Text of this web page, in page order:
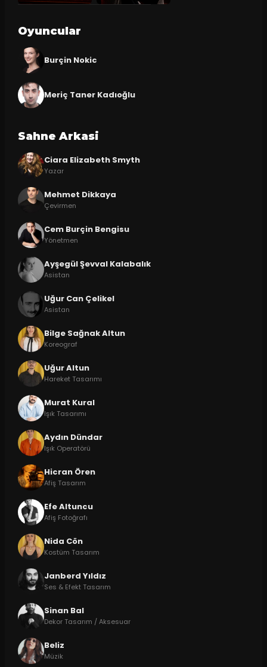
Oyuncular
Burçin Nokic
Meriç Taner Kadıoğlu
Sahne Arkasi
Ciara Elizabeth Smyth
Yazar
Mehmet Dikkaya
Çevirmen
Cem Burçin Bengisu
Yönetmen
Ayşegül Şevval Kalabalık
Asistan
Uğur Can Çelikel
Asistan
Bilge Sağnak Altun
Koreograf
Uğur Altun
Hareket Tasarımı
Murat Kural
Işık Tasarımı
Aydın Dündar
Işık Operatörü
Hicran Ören
Afiş Tasarım
Efe Altuncu
Afiş Fotoğrafı
Nida Cön
Kostüm Tasarım
Janberd Yıldız
Ses & Efekt Tasarım
Sinan Bal
Dekor Tasarım / Aksesuar
Beliz
Müzik